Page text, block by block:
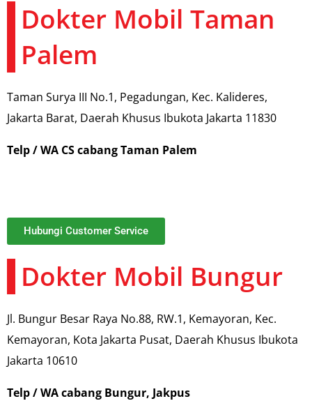
Dokter Mobil Taman
Palem
Taman Surya III No.1, Pegadungan, Kec. Kalideres,
Jakarta Barat, Daerah Khusus Ibukota Jakarta 11830
Telp / WA CS cabang Taman Palem
Hubungi Customer Service
Dokter Mobil Bungur
Jl. Bungur Besar Raya No.88, RW.1, Kemayoran, Kec.
Kemayoran, Kota Jakarta Pusat, Daerah Khusus Ibukota
Jakarta 10610
Telp / WA cabang Bungur, Jakpus